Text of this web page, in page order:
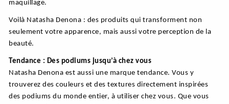
maquillage.
Voilà Natasha Denona : des produits qui transforment non
seulement votre apparence, mais aussi votre perception de la
beauté.
Tendance : Des podiums jusqu’à chez vous
Natasha Denona est aussi une marque tendance. Vous y
trouverez des couleurs et des textures directement inspirées
des podiums du monde entier, à utiliser chez vous. Que vous